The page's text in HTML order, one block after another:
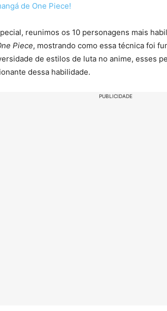
de One Piece!
reunimos os 10 personagens mais
Piece, mostrando como essa técnica foi
de estilos de luta no anime, esses
dessa habilidade.
PUBLICIDADE